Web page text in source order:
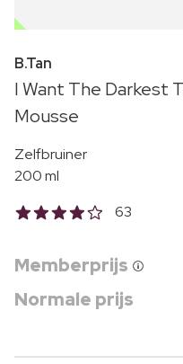
OUTLET
B.Tan
I Want The Darkest
Mousse
Zelfbruiner
200 ml
63
Memberprijs
Normale prijs